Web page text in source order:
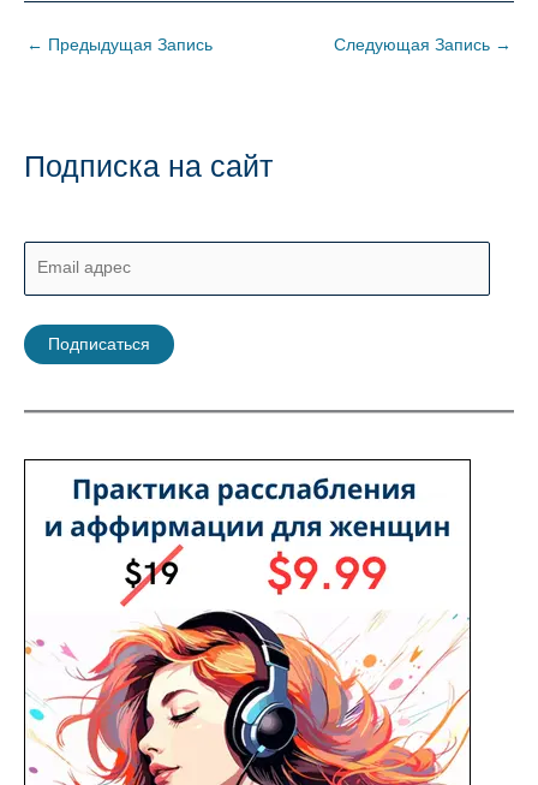
← Предыдущая Запись Следующая Запись →
Подписка на сайт
m
i
а
Подписаться